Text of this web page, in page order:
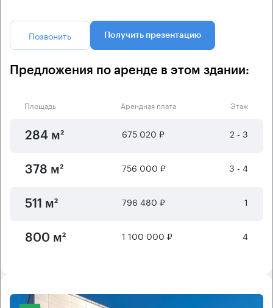
Позвонить Получить презентацию
Предложения по аренде в этом здании:
Площадь Арендная плата Этаж
284 м² 675 020 ₽ 2 - 3
378 м² 756 000 ₽ 3 - 4
511 м² 796 480 ₽ 1
800 м² 1 100 000 ₽ 4